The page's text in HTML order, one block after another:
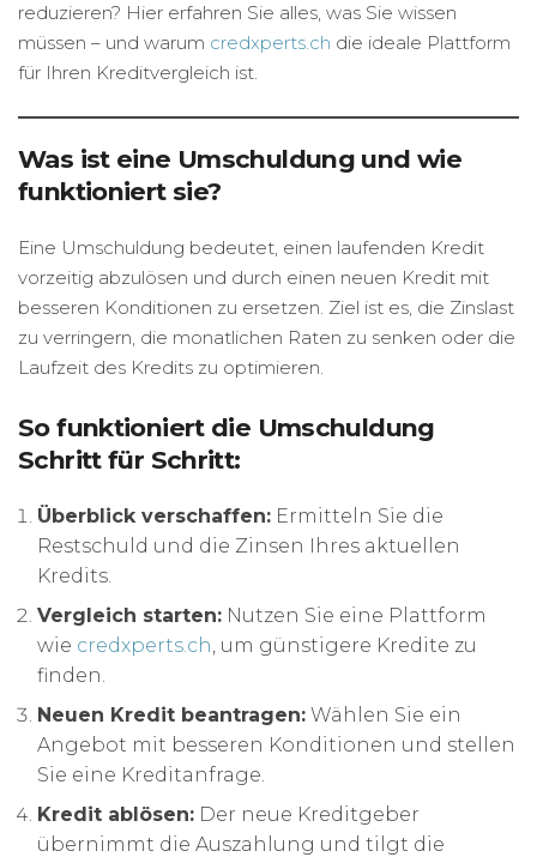
reduzieren? Hier erfahren Sie alles, was Sie wissen
müssen – und warum credxperts.ch die ideale Plattform
für Ihren Kreditvergleich ist.
Was ist eine Umschuldung und wie
funktioniert sie?
Eine Umschuldung bedeutet, einen laufenden Kredit
vorzeitig abzulösen und durch einen neuen Kredit mit
besseren Konditionen zu ersetzen. Ziel ist es, die Zinslast
zu verringern, die monatlichen Raten zu senken oder die
Laufzeit des Kredits zu optimieren.
So funktioniert die Umschuldung
Schritt für Schritt:
Überblick verschaffen: Ermitteln Sie die
Restschuld und die Zinsen Ihres aktuellen
Kredits.
Vergleich starten: Nutzen Sie eine Plattform
wie credxperts.ch , um günstigere Kredite zu
finden.
Neuen Kredit beantragen: Wählen Sie ein
Angebot mit besseren Konditionen und stellen
Sie eine Kreditanfrage.
Kredit ablösen: Der neue Kreditgeber
übernimmt die Auszahlung und tilgt die